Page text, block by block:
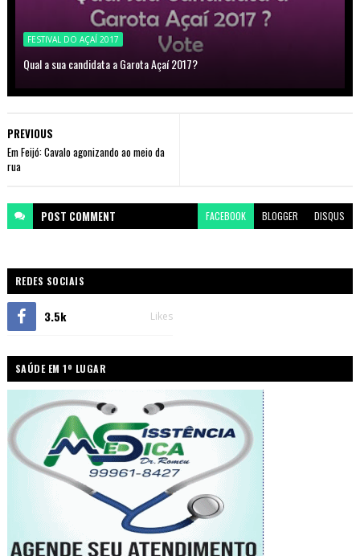
FESTIVAL DO AÇAÍ 2017
Qual a sua candidata a Garota Açaí 2017?
PREVIOUS
Em Feijó: Cavalo agonizando ao meio da
rua
POST COMMENT FACEBOOK BLOGGER DISQUS
REDES SOCIAIS
3.5k Likes
SAÚDE EM 1º LUGAR